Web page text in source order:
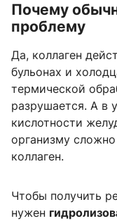
Почему
проблему
Да, коллаген
бульонах и
термической
разрушается. А в
кислотности
организму
коллаген.
Чтобы получить
нужен